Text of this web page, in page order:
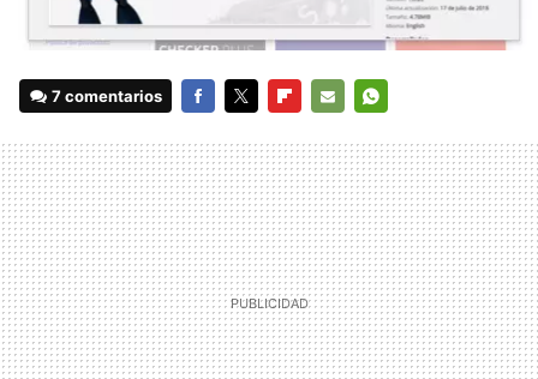
7 comentarios
MAIL